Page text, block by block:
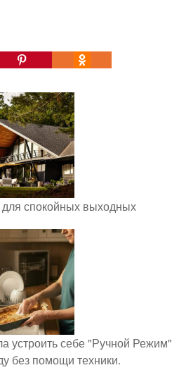
спокойных выходных
устроить себе "Ручной Режим"
без помощи техники.